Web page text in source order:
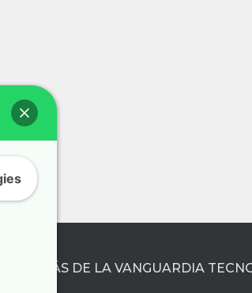
MÁS DE LA VANGUARDIA